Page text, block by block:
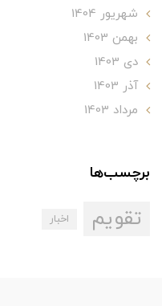
شهریور 1404
بهمن 1403
دی 1403
آذر 1403
مرداد 1403
برچسب‌ها
تقویم اخبار